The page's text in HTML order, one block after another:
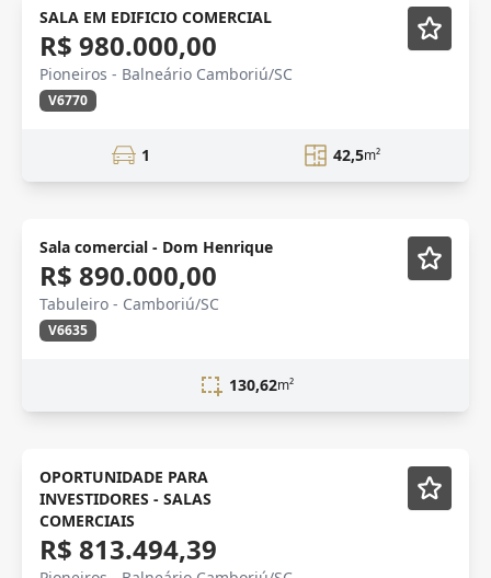
VENDA
SALA EM EDIFICIO COMERCIAL
R$ 980.000,00
Pioneiros - Balneário Camboriú/SC
V6770
1 42,5m²
Lançamento
Sala comercial - Dom Henrique
R$ 890.000,00
Tabuleiro - Camboriú/SC
V6635
130,62m²
OPORTUNIDADE PARA
INVESTIDORES - SALAS
COMERCIAIS
R$ 813.494,39